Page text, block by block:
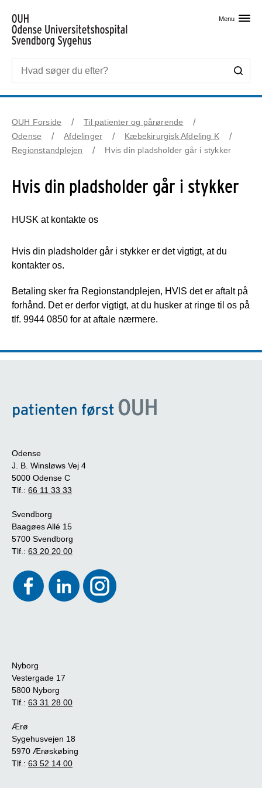
Menu
OUH Forside
Til patienter og pårørende
Odense
Afdelinger
Kæbekirurgisk Afdeling K
Regionstandplejen
Hvis din pladsholder går i stykker
Hvis din pladsholder går i stykker
HUSK at kontakte os
Hvis din pladsholder går i stykker er det vigtigt, at du
kontakter os.
Betaling sker fra Regionstandplejen, HVIS det er aftalt på
forhånd. Det er derfor vigtigt, at du husker at ringe til os på
tlf. 9944 0850 for at aftale nærmere.
Odense
J. B. Winsløws Vej 4
5000 Odense C
Tlf.: 66 11 33 33
Svendborg
Baagøes Allé 15
5700 Svendborg
Tlf.: 63 20 20 00
Nyborg
Vestergade 17
5800 Nyborg
Tlf.: 63 31 28 00
Ærø
Sygehusvejen 18
5970 Ærøskøbing
Tlf.: 63 52 14 00